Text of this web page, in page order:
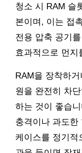
청소 시 RAM 슬
본이며, 이는 접
전용 압축 공기
효과적으로 먼지
RAM을 장착하
원을 완전히 차
하는 것이 좋습
충격이나 과도한
케이스를 정기적